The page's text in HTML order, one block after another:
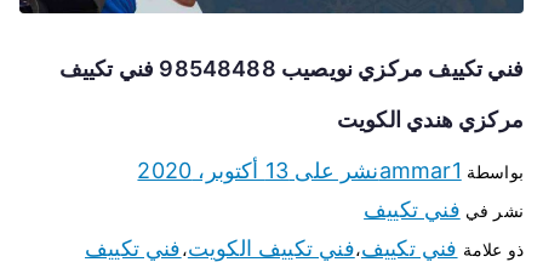
فني تكييف مركزي نويصيب 98548488 فني تكييف
مركزي هندي الكويت
بواسطة ammar1نشر على 13 أكتوبر، 2020
نشر في فني تكييف
ذو علامة فني تكييف،فني تكييف الكويت،فني تكييف